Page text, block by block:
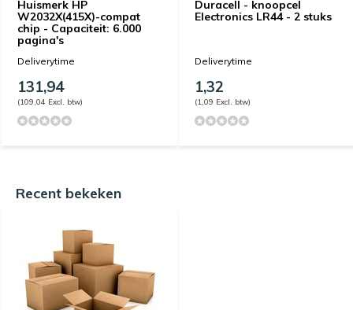
Huismerk HP
W2032X(415X)-compat
chip - Capaciteit: 6.000
pagina's
Deliverytime
131,94
(109,04 Excl. btw)
Duracell - knoopcel
Electronics LR44 - 2 stuks
Deliverytime
1,32
(1,09 Excl. btw)
Recent bekeken